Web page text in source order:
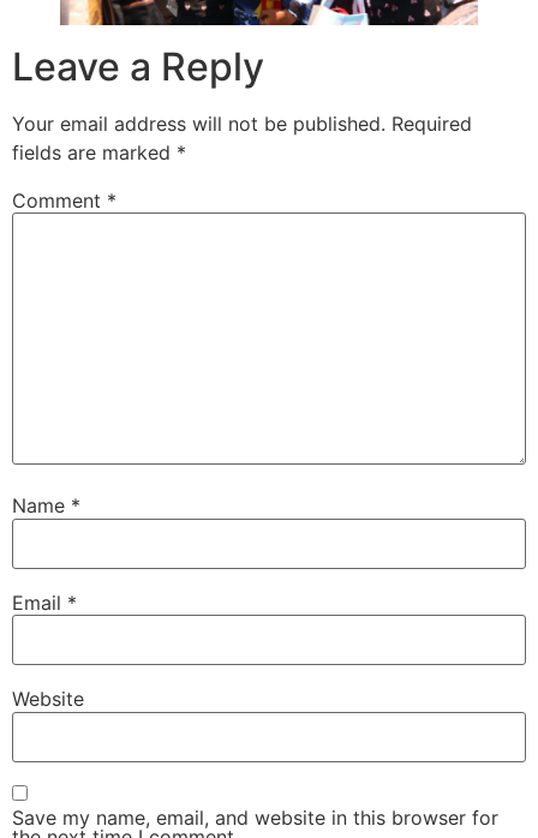
Leave a Reply
Your email address will not be published. Required
fields are marked *
Comment *
Name *
Email *
Website
Save my name, email, and website in this browser for